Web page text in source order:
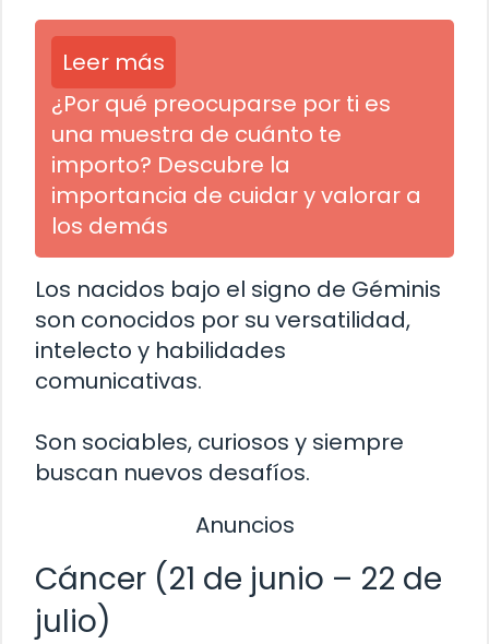
Leer más
¿Por qué preocuparse por ti es
una muestra de cuánto te
importo? Descubre la
importancia de cuidar y valorar a
los demás
Los nacidos bajo el signo de Géminis
son conocidos por su versatilidad,
intelecto y habilidades
comunicativas.
Son sociables, curiosos y siempre
buscan nuevos desafíos.
Anuncios
Cáncer (21 de junio – 22 de
julio)